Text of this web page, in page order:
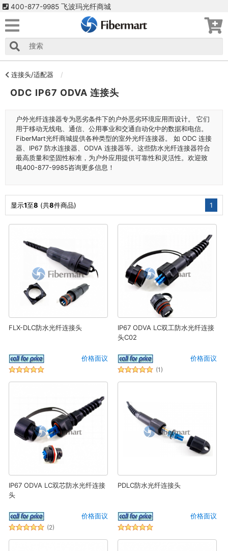
400-877-9985 飞波玛光纤商城
连接头/适配器
ODC IP67 ODVA 连接头
户外光纤连接器专为恶劣条件下的户外恶劣环境应用而设计。 它们
用于移动无线电、通信、公用事业和交通自动化中的数据和电信。
FiberMart光纤商城提供各种类型的室外光纤连接器。 如 ODC 连接
器、IP67 防水连接器、ODVA 连接器等。这些防水光纤连接器符合
最高质量和坚固性标准，为户外应用提供可靠性和灵活性。欢迎致
电400-877-9985咨询更多信息！
1
显示1至8 (共8件商品)
FLX-DLC防水光纤连接头
价格面议
IP67 ODVA LC双工防水光纤连接
头C02
价格面议
(1)
IP67 ODVA LC双芯防水光纤连接
头
价格面议
(2)
PDLC防水光纤连接头
价格面议